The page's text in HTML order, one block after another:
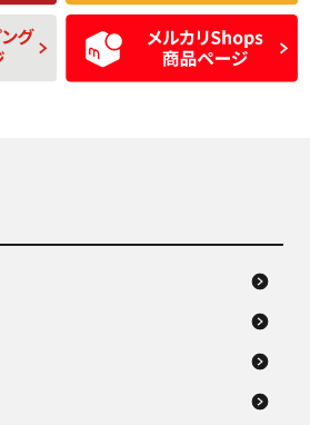
傷が
中古
D
残り溝も少なく、偏
磨耗がみられ、短期
間使用できるくらい
の中古品